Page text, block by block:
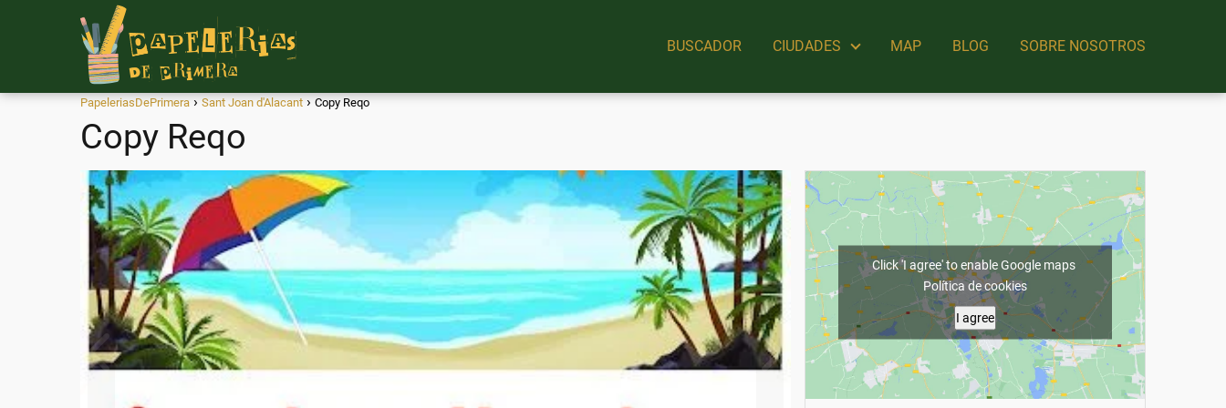
BUSCADOR CIUDADES MAP BLOG SOBRE NOSOTROS
PapeleriasDePrimera Sant Joan d'Alacant Copy Reqo
Copy Reqo
Click 'I agree' to enable Google maps
Política de cookies
I agree